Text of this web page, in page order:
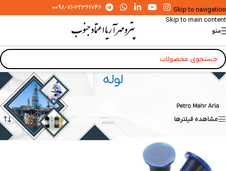
Skip to navigation
Skip to main content
0098-71-32361746
منو
لوله
»لولهنمایش یک نتیجه
مشاهده فیلترها